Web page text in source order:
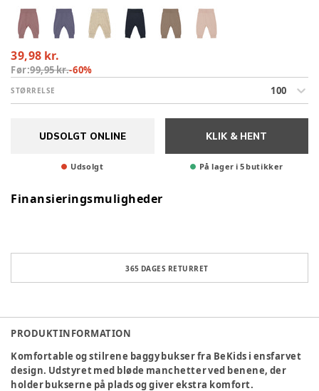
39,98 kr.
Før:99,95 kr.-60%
STØRRELSE 100
UDSOLGT ONLINE
Udsolgt
KLIK & HENT
På lager i 5 butikker
Finansieringsmuligheder
365 DAGES RETURRET
PRODUKTINFORMATION
Komfortable og stilrene baggy bukser fra BeKids i ensfarvet
design. Udstyret med bløde manchetter ved benene, der
holder bukserne på plads og giver ekstra komfort.